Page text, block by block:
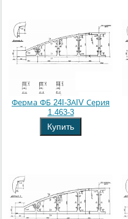
Ферма ФБ 24I-3АIV Серия
1.463-3
Купить